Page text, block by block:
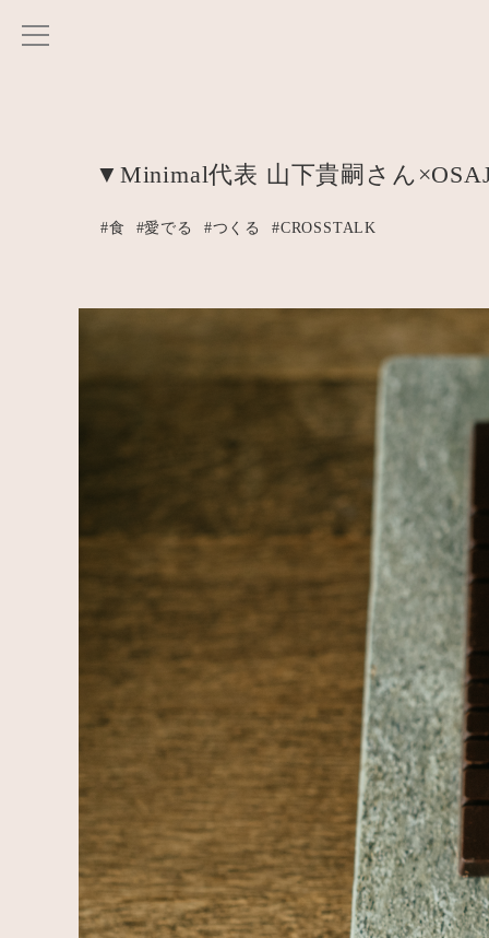
▼Minimal代表 山下貴嗣さん
#食 #愛でる #つくる #CROSSTALK